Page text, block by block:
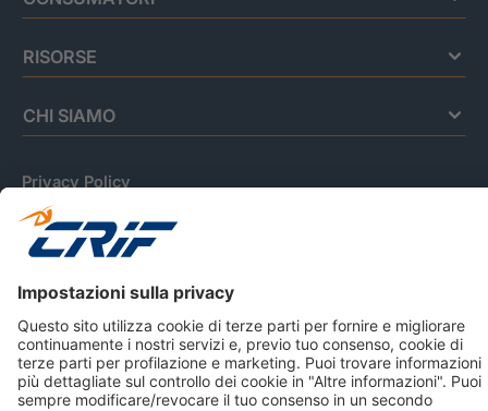
RISORSE
CHI SIAMO
Privacy Policy
Cookie Policy
Informativa Dati Personali
CRIF Business Ethics
Informativa Privacy Relativa Al Sistema Di Informazioni
Creditizie